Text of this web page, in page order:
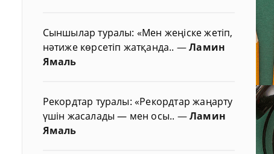
Сыншылар туралы: «Мен жеңіске жетіп,
нәтиже көрсетіп жатқанда.. —Ламин
Ямаль
Рекордтар туралы: «Рекордтар жаңарту
үшін жасалады — мен осы.. —Ламин
Ямаль